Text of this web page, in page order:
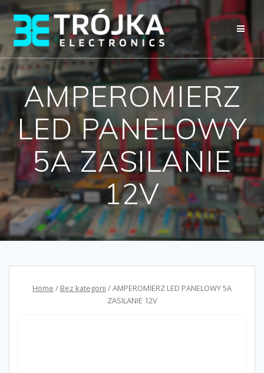
Przejdź
do
treści
AMPEROMIERZ
LED PANELOWY
5A ZASILANIE
12V
Home / Bez kategorii / AMPEROMIERZ LED PANELOWY 5A
ZASILANIE 12V